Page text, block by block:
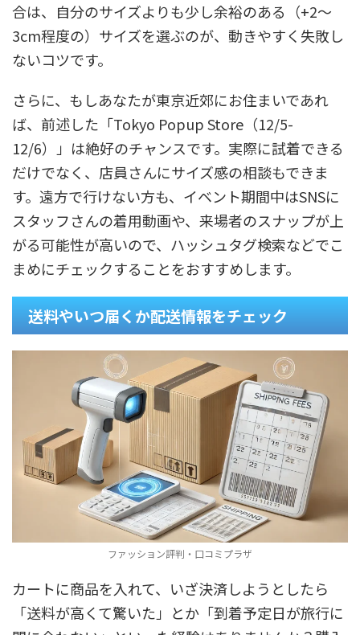
合は、自分のサイズよりも少し余裕のある（+2〜
3cm程度の）サイズを選ぶのが、動きやすく失敗し
ないコツです。
さらに、もしあなたが東京近郊にお住まいであれ
ば、前述した「Tokyo Popup Store（12/5-
12/6）」は絶好のチャンスです。実際に試着できる
だけでなく、店員さんにサイズ感の相談もできま
す。遠方で行けない方も、イベント期間中はSNSに
スタッフさんの着用動画や、来場者のスナップが上
がる可能性が高いので、ハッシュタグ検索などでこ
まめにチェックすることをおすすめします。
送料やいつ届くか配送情報をチェック
ファッション評判・口コミプラザ
カートに商品を入れて、いざ決済しようとしたら
「送料が高くて驚いた」とか「到着予定日が旅行に